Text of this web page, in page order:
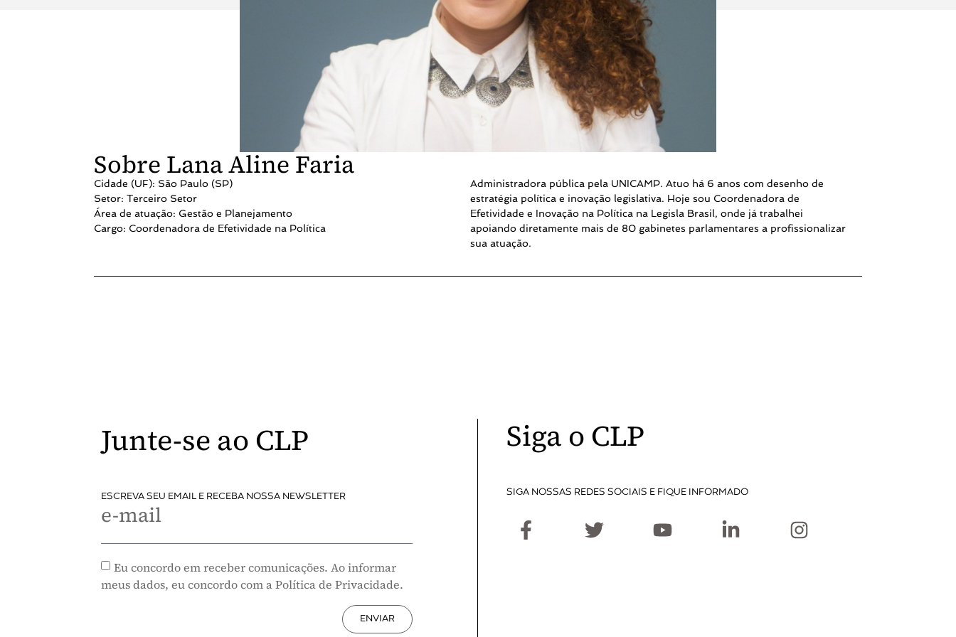
Sobre Lana Aline Faria
Cidade (UF): São Paulo (SP)
Setor: Terceiro Setor
Área de atuação: Gestão e Planejamento
Cargo: Coordenadora de Efetividade na Política
Administradora pública pela UNICAMP. Atuo há 6 anos com desenho de
estratégia política e inovação legislativa. Hoje sou Coordenadora de
Efetividade e Inovação na Política na Legisla Brasil, onde já trabalhei
apoiando diretamente mais de 80 gabinetes parlamentares a profissionalizar
sua atuação.
Junte-se ao CLP
ESCREVA SEU EMAIL E RECEBA NOSSA NEWSLETTER
e-mail
Eu concordo em receber comunicações. Ao informar
meus dados, eu concordo com a Política de Privacidade.
ENVIAR
Siga o CLP
SIGA NOSSAS REDES SOCIAIS E FIQUE INFORMADO